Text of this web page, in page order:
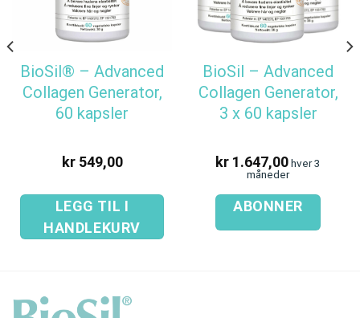
BioSil® – Advanced
Collagen Generator,
60 kapsler
kr549,00
LEGG TIL I
HANDLEKURV
BioSil – Advanced
Collagen Generator,
3 x 60 kapsler
kr 1.647,00hver 3
måneder
ABONNER